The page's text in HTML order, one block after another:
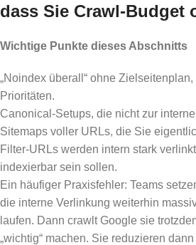
dass Sie Crawl-Budget
Wichtige Punkte dieses Abschnitts
„Noindex überall“ ohne
Prioritäten.
Canonical-Setups, die nicht zur
Sitemaps voller URLs, die Sie
Filter-URLs werden intern stark
indexierbar sein sollen.
Ein häufiger Praxisfehler: Teams
die interne Verlinkung weiterhin
laufen. Dann crawlt Google sie
„wichtig“ machen. Sie reduzieren